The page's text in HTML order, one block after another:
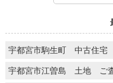
宇都宮市駒生町 中古住宅
宇都宮市江曽島 土地 ご